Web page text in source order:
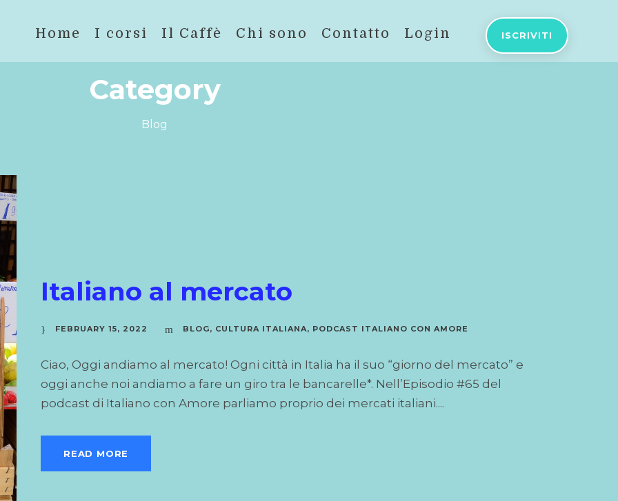
Home I corsi Il Caffè Chi sono Contatto Login ISCRIVITI
Category
Blog
Italiano al mercato
FEBRUARY 15, 2022 BLOG, CULTURA ITALIANA, PODCAST ITALIANO CON AMORE
Ciao, Oggi andiamo al mercato! Ogni città in Italia ha il suo “giorno del mercato” e
oggi anche noi andiamo a fare un giro tra le bancarelle*. Nell’Episodio #65 del
podcast di Italiano con Amore parliamo proprio dei mercati italiani....
READ MORE